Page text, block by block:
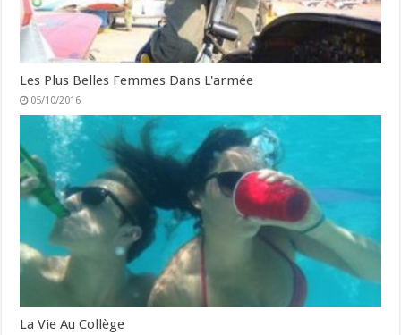
Les Plus Belles Femmes Dans L'armée
05/10/2016
La Vie Au Collège